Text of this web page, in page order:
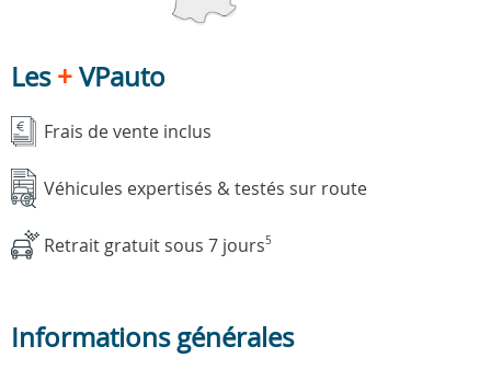
Les+VPauto
Frais de vente inclus
Véhicules expertisés & testés sur route
Retrait gratuit sous 7 jours5
Informations générales